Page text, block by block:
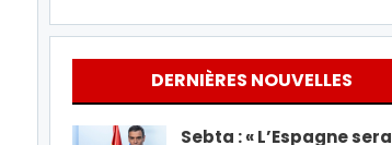
DERNIÈRES NOUVELLES
Sebta : « L’Espagne sera